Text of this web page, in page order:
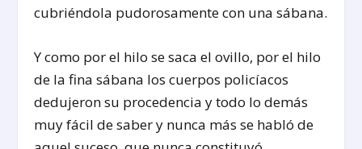
cubriéndola pudorosamente con una sábana.
Y como por el hilo se saca el ovillo, por el hilo
de la fina sábana los cuerpos policíacos
dedujeron su procedencia y todo lo demás
muy fácil de saber y nunca más se habló de